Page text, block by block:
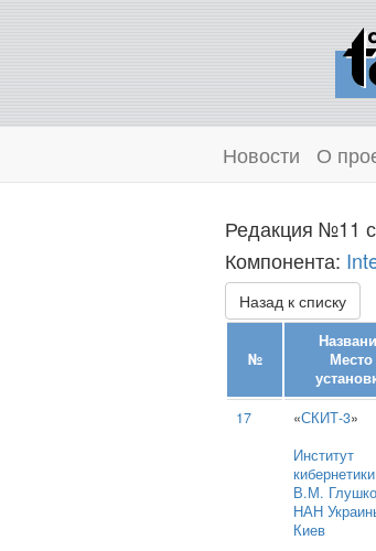
Новости О
Редакция №11
Компонента:
Назад к списку
№
Место
17
«СКИТ-3»
Институт
В.М.
НАН
Киев